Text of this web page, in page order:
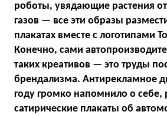
роботы, увядающие растения
газов — все эти образы
плакатах вместе с логотипами
Конечно, сами
таких креативов — это труды
брендализма. Антирекламное
году громко напомнило о себе,
сатирические плакаты об